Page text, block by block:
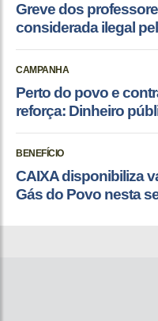
Greve dos
considerada ilegal
CAMPANHA
Perto do povo e
reforça: Dinheiro
BENEFÍCIO
CAIXA disponibiliza
Gás do Povo nesta